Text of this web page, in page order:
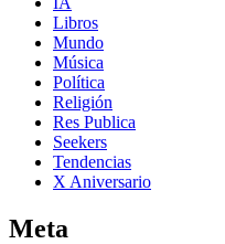
Libros
Mundo
Música
Política
Religión
Res Publica
Seekers
Tendencias
X Aniversario
Meta